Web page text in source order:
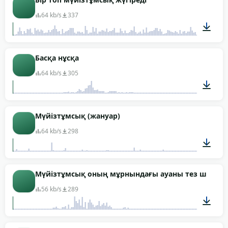
64 kb/s 337
Басқа нұсқа
64 kb/s 305
Мүйізтұмсық (жануар)
64 kb/s 298
00:38
Мүйізтұмсық оның мұрнындағы ауаны тез
56 kb/s 289